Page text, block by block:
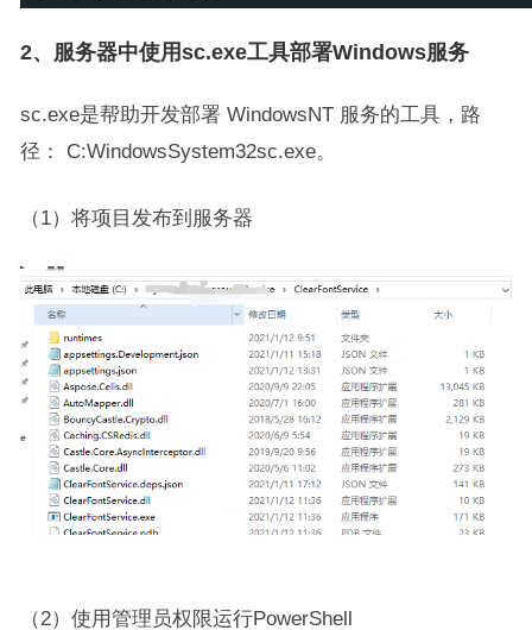
2、服务器中使用sc.exe工具部署Windows服务
sc.exe是帮助开发部署 WindowsNT 服务的工具，路
径： C:WindowsSystem32sc.exe。
（1）将项目发布到服务器
（2）使用管理员权限运行PowerShell